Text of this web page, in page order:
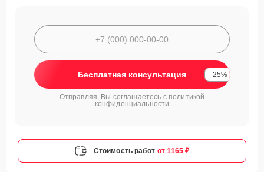
Бесплатная консультация -25%
Отправляя, Вы соглашаетесь с политикой
конфиденциальности
Стоимость работ от 1165 ₽